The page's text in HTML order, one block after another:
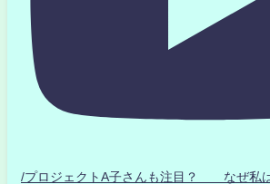
/プロジェクトA子さんも注目？ なぜ私